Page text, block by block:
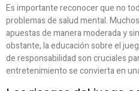
Es importante reconocer que no
problemas de salud mental.
apuestas de manera moderada y
obstante, la educación sobre el
de responsabilidad son cruciales
entretenimiento se convierta en